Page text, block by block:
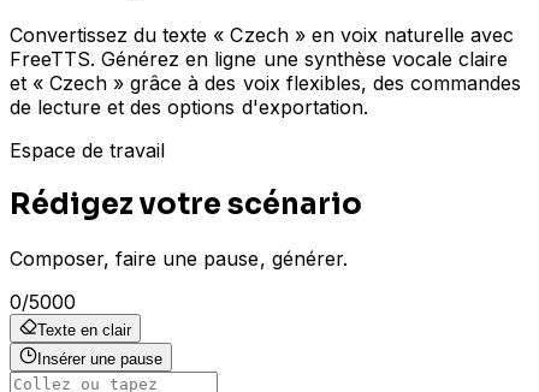
Convertissez du texte « Czech » en voix naturelle avec
FreeTTS. Générez en ligne une synthèse vocale claire
et « Czech » grâce à des voix flexibles, des commandes
de lecture et des options d'exportation.
Espace de travail
Rédigez votre scénario
Composer, faire une pause, générer.
0/5000
Texte en clair
Insérer une pause